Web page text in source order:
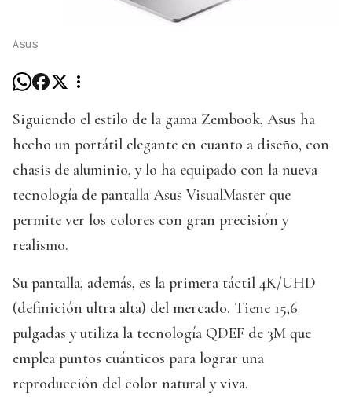
Asus
Siguiendo el estilo de la gama Zembook, Asus ha
hecho un portátil elegante en cuanto a diseño, con
chasis de aluminio, y lo ha equipado con la nueva
tecnología de pantalla Asus VisualMaster que
permite ver los colores con gran precisión y
realismo.
Su pantalla, además, es la primera táctil 4K/UHD
(definición ultra alta) del mercado. Tiene 15,6
pulgadas y utiliza la tecnología QDEF de 3M que
emplea puntos cuánticos para lograr una
reproducción del color natural y viva.